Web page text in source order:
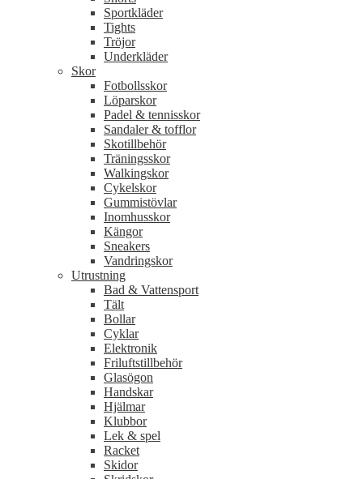
Sportkläder
Tights
Tröjor
Underkläder
Skor
Fotbollsskor
Löparskor
Padel & tennisskor
Sandaler & tofflor
Skotillbehör
Träningsskor
Walkingskor
Cykelskor
Gummistövlar
Inomhusskor
Kängor
Sneakers
Vandringskor
Utrustning
Bad & Vattensport
Tält
Bollar
Cyklar
Elektronik
Friluftstillbehör
Glasögon
Handskar
Hjälmar
Klubbor
Lek & spel
Racket
Skidor